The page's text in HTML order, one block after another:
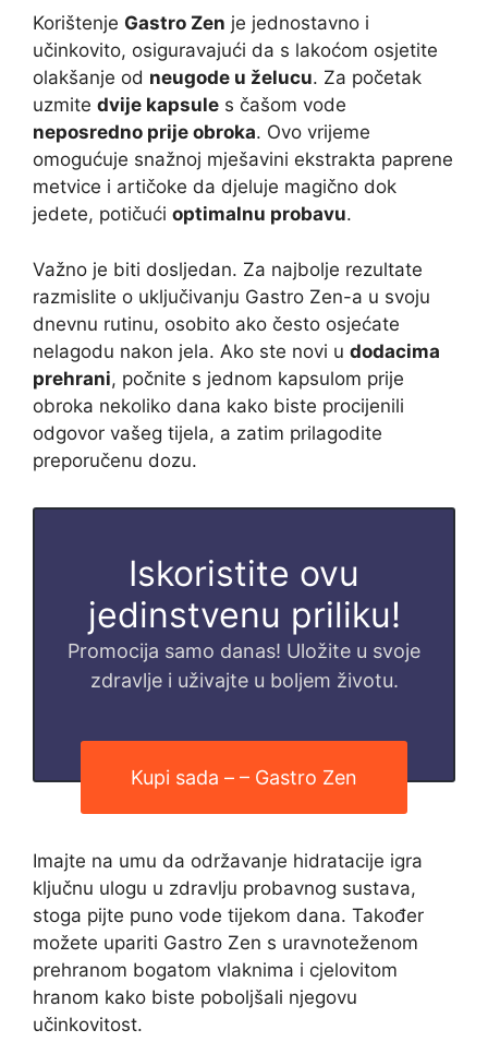
Korištenje Gastro Zen je jednostavno i
učinkovito, osiguravajući da s lakoćom osjetite
olakšanje od neugode u želucu. Za početak
uzmite dvije kapsule s čašom vode
neposredno prije obroka. Ovo vrijeme
omogućuje snažnoj mješavini ekstrakta paprene
metvice i artičoke da djeluje magično dok
jedete, potičući optimalnu probavu.
Važno je biti dosljedan. Za najbolje rezultate
razmislite o uključivanju Gastro Zen-a u svoju
dnevnu rutinu, osobito ako često osjećate
nelagodu nakon jela. Ako ste novi u dodacima
prehrani, počnite s jednom kapsulom prije
obroka nekoliko dana kako biste procijenili
odgovor vašeg tijela, a zatim prilagodite
preporučenu dozu.
Iskoristite ovu
jedinstvenu priliku!
Promocija samo danas! Uložite u svoje
zdravlje i uživajte u boljem životu.
Kupi sada – – Gastro Zen
Imajte na umu da održavanje hidratacije igra
ključnu ulogu u zdravlju probavnog sustava,
stoga pijte puno vode tijekom dana. Također
možete upariti Gastro Zen s uravnoteženom
prehranom bogatom vlaknima i cjelovitom
hranom kako biste poboljšali njegovu
učinkovitost.